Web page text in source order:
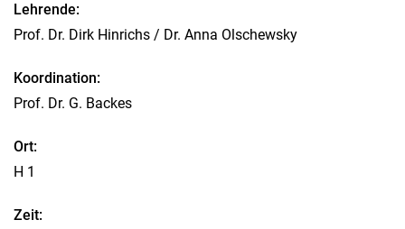
Lehrveranstaltungen
Praktikum am Fachgebiet
Lehrende:
Prof. Dr. Dirk Hinrichs / Dr. Anna Olschewsky
Koordination:
Prof. Dr. G. Backes
Ort:
H 1
Zeit: